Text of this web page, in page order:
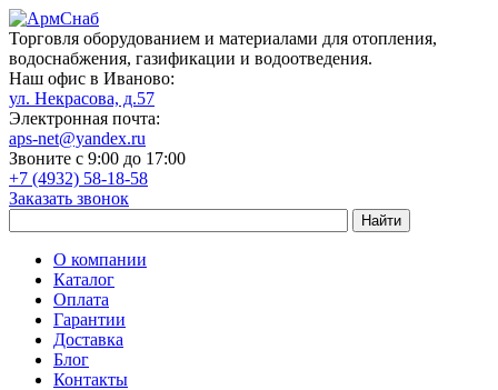
Торговля оборудованием и материалами для отопления,
водоснабжения, газификации и водоотведения.
Наш офис в Иваново:
ул. Некрасова, д.57
Электронная почта:
aps-net@yandex.ru
Звоните с 9:00 до 17:00
+7 (4932) 58-18-58
Заказать звонок
О компании
Каталог
Оплата
Гарантии
Доставка
Блог
Контакты